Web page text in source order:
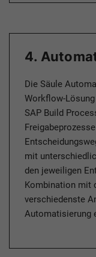
4.
Die Säule
Workflow-
SAP Build
mit
den jeweiligen
Kombination mit
verschiedenste
Automatisierung